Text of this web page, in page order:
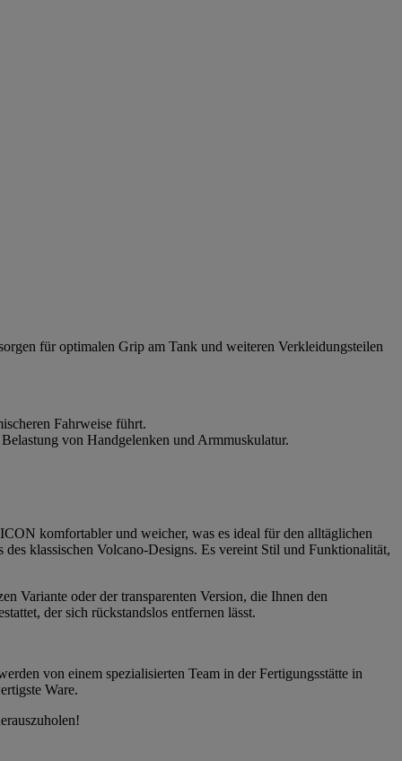
für optimalen Grip am Tank und weiteren Verkleidungsteilen
Fahrweise führt.
von Handgelenken und Armmuskulatur.
komfortabler und weicher, was es ideal für den alltäglichen
klassischen Volcano-Designs. Es vereint Stil und Funktionalität,
Variante oder der transparenten Version, die Ihnen den
der sich rückstandslos entfernen lässt.
von einem spezialisierten Team in der Fertigungsstätte in
Ware.